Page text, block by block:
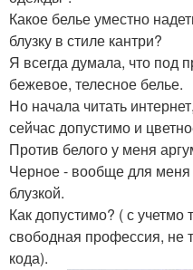
Какое белье уместно
блузку в стиле кантри?
Я всегда думала, что под
бежевое, телесное белье.
Но начала читать
сейчас допустимо и
Против белого у меня
Черное - вообще для
блузкой.
Как допустимо? ( с учетмо
свободная профессия, не
кода).